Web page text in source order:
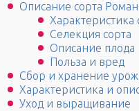
Описание сорта
Характеристика
Селекция сорта
Описание плода
Польза и вред
Сбор и хранение
Характеристика и
Уход и выращивание